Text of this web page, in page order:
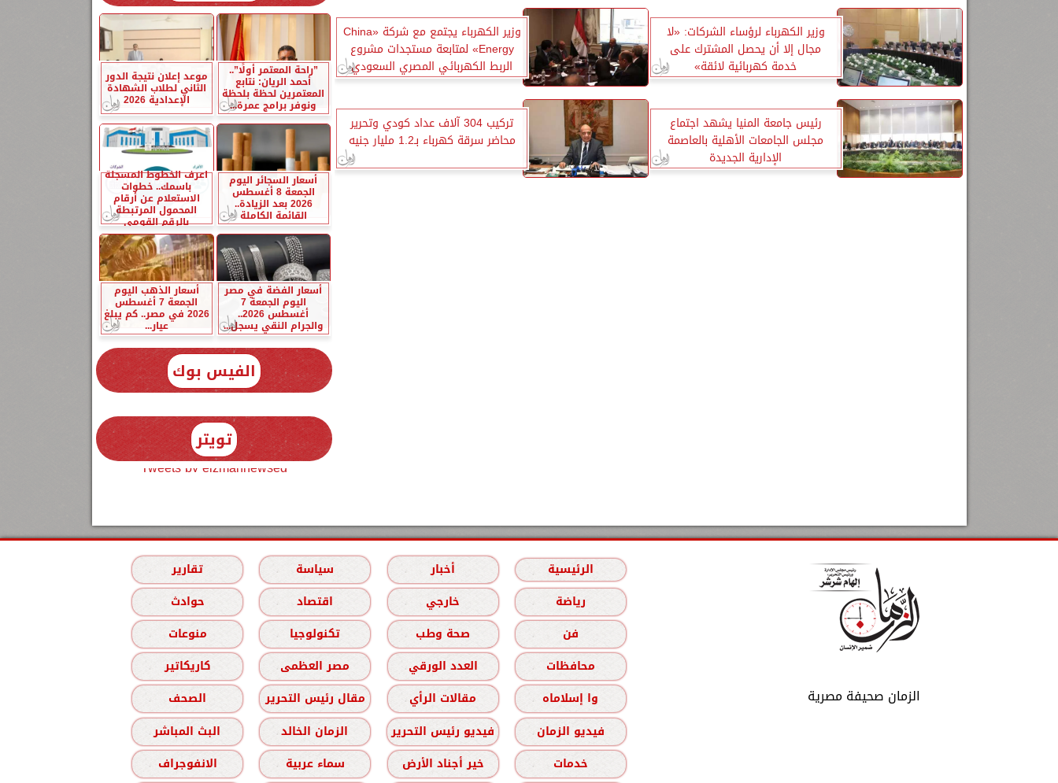
وزير الكهرباء لرؤساء الشركات: «لا
مجال إلا أن يحصل المشترك على
خدمة كهربائية لائقة»
وزير الكهرباء يجتمع مع شركة «China
Energy» لمتابعة مستجدات مشروع
الربط الكهربائي المصري السعودي
رئيس جامعة المنيا يشهد اجتماع
مجلس الجامعات الأهلية بالعاصمة
الإدارية الجديدة
تركيب 304 آلاف عداد كودي وتحرير
محاضر سرقة كهرباء بـ1.2 مليار جنيه
”راحة المعتمر أولًا”..
أحمد الريان: نتابع
المعتمرين لحظة بلحظة
ونوفر برامج عمرة...
موعد إعلان نتيجة الدور
الثاني لطلاب الشهادة
الإعدادية 2026
أسعار السجائر اليوم
الجمعة 8 أغسطس
2026 بعد الزيادة..
القائمة الكاملة
اعرف الخطوط المسجلة
باسمك.. خطوات
الاستعلام عن أرقام
المحمول المرتبطة
بالرقم القومي
أسعار الفضة في مصر
اليوم الجمعة 7
أغسطس 2026..
والجرام النقي يسجل...
أسعار الذهب اليوم
الجمعة 7 أغسطس
2026 في مصر.. كم يبلغ
عيار...
الفيس بوك
تويتر
Tweets by elzmannewseg
الزمان صحيفة مصرية
الرئيسية أخبار سياسة
تقارير
رياضة
خارجي اقتصاد
حوادث
فن
صحة وطب تكنولوجيا
منوعات
محافظات
العدد الورقي مصر العظمى
كاريكاتير
وا إسلاماه
مقالات الرأي مقال رئيس التحرير
الصحف
فيديو الزمان
فيديو رئيس التحرير الزمان الخالد
البث المباشر
خدمات
خير أجناد الأرض سماء عربية الانفوجراف